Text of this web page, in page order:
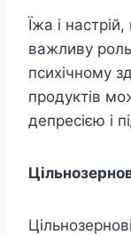
Їжа і
важливу
психічному
продуктів
депресією і